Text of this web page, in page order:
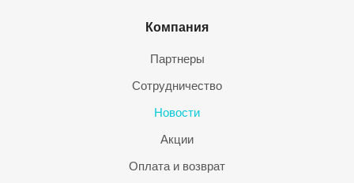
Компания
Партнеры
Сотрудничество
Новости
Акции
Оплата и возврат